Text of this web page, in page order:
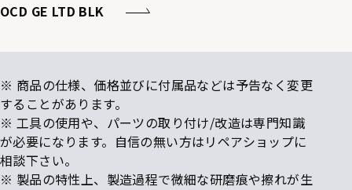
OCD GE LTD BLK
※ 商品の仕様、価格並びに付属品などは予告なく変更
することがあります。
※ 工具の使用や、パーツの取り付け/改造は専門知識
が必要になります。自信の無い方はリペアショップに
相談下さい。
※ 製品の特性上、製造過程で微細な研磨痕や擦れが生